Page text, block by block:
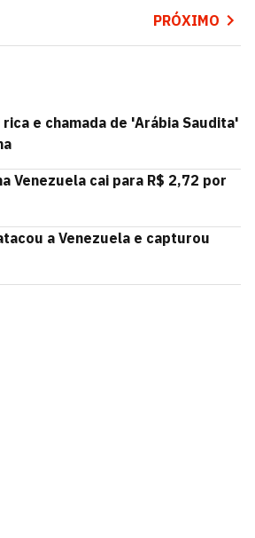
PRÓXIMO
e chamada de 'Arábia Saudita'
Venezuela cai para R$ 2,72 por
a Venezuela e capturou